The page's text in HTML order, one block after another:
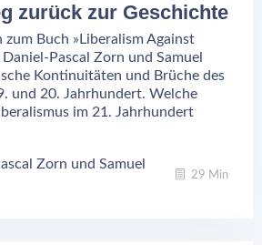
zurück zur Geschichte
zum Buch »Liberalism Against
Pascal Zorn und Samuel
Kontinuitäten und Brüche des
und 20. Jahrhundert. Welche
im 21. Jahrhundert
Zorn
Samuel
29 Min